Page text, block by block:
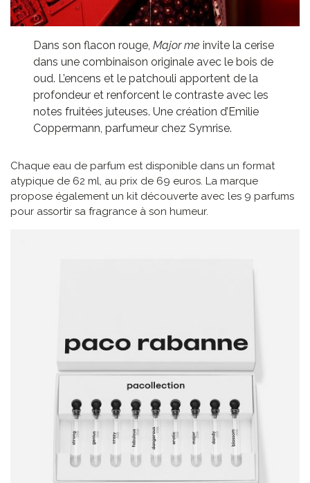
Dans son flacon rouge,Major me invite la cerise
dans une combinaison originale avec le bois de
oud. L’encens et le patchouli apportent de la
profondeur et renforcent le contraste avec les
notes fruitées juteuses. Une création d’Emilie
Coppermann, parfumeur chez Symrise.
Chaque eau de parfum est disponible dans un format
atypique de 62 ml, au prix de 69 euros. La marque
propose également un kit découverte avec les 9 parfums
pour assortir sa fragrance à son humeur.